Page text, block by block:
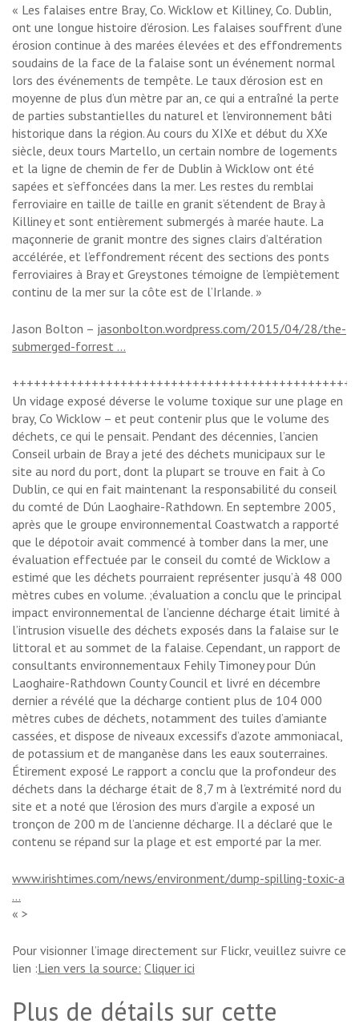
« Les falaises entre Bray, Co. Wicklow et Killiney, Co. Dublin,
ont une longue histoire d’érosion. Les falaises souffrent d’une
érosion continue à des marées élevées et des effondrements
soudains de la face de la falaise sont un événement normal
lors des événements de tempête. Le taux d’érosion est en
moyenne de plus d’un mètre par an, ce qui a entraîné la perte
de parties substantielles du naturel et l’environnement bâti
historique dans la région. Au cours du XIXe et début du XXe
siècle, deux tours Martello, un certain nombre de logements
et la ligne de chemin de fer de Dublin à Wicklow ont été
sapées et s’effoncées dans la mer. Les restes du remblai
ferroviaire en taille de taille en granit s’étendent de Bray à
Killiney et sont entièrement submergés à marée haute. La
maçonnerie de granit montre des signes clairs d’altération
accélérée, et l’effondrement récent des sections des ponts
ferroviaires à Bray et Greystones témoigne de l’empiètement
continu de la mer sur la côte est de l’Irlande. »
Jason Bolton – jasonbolton.wordpress.com/2015/04/28/the-
submerged-forrest …
Un vidage exposé déverse le volume toxique sur une plage en
bray, Co Wicklow – et peut contenir plus que le volume des
déchets, ce qui le pensait. Pendant des décennies, l’ancien
Conseil urbain de Bray a jeté des déchets municipaux sur le
site au nord du port, dont la plupart se trouve en fait à Co
Dublin, ce qui en fait maintenant la responsabilité du conseil
du comté de Dún Laoghaire-Rathdown. En septembre 2005,
après que le groupe environnemental Coastwatch a rapporté
que le dépotoir avait commencé à tomber dans la mer, une
évaluation effectuée par le conseil du comté de Wicklow a
estimé que les déchets pourraient représenter jusqu’à 48 000
mètres cubes en volume. ;évaluation a conclu que le principal
impact environnemental de l’ancienne décharge était limité à
l’intrusion visuelle des déchets exposés dans la falaise sur le
littoral et au sommet de la falaise. Cependant, un rapport de
consultants environnementaux Fehily Timoney pour Dún
Laoghaire-Rathdown County Council et livré en décembre
dernier a révélé que la décharge contient plus de 104 000
mètres cubes de déchets, notamment des tuiles d’amiante
cassées, et dispose de niveaux excessifs d’azote ammoniacal,
de potassium et de manganèse dans les eaux souterraines.
Étirement exposé Le rapport a conclu que la profondeur des
déchets dans la décharge était de 8,7 m à l’extrémité nord du
site et a noté que l’érosion des murs d’argile a exposé un
tronçon de 200 m de l’ancienne décharge. Il a déclaré que le
contenu se répand sur la plage et est emporté par la mer.
www.irishtimes.com/news/environment/dump-spilling-toxic-a
…
« >
Pour visionner l’image directement sur Flickr, veuillez suivre ce
lien :Lien vers la source: Cliquer ici
Plus de détails sur cette